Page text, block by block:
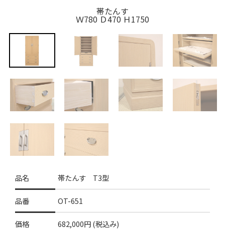
帯たんす
Ｗ780 Ｄ470 Ｈ1750
品名 帯たんす T3型
品番 OT-651
価格 682,000円 (税込み)